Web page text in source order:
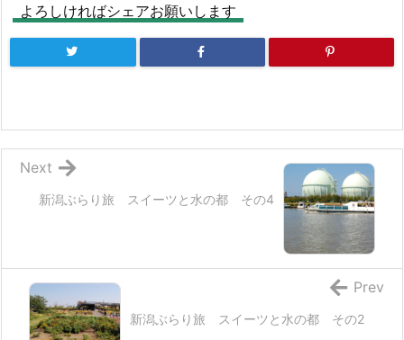
よろしければシェアお願いします
新潟ぶらり旅 スイーツと水の都 その4
Next
新潟ぶらり旅 スイーツと水の都 その2
Prev